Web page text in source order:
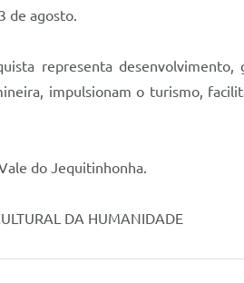
de agosto.
representa
impulsionam o turismo,
do Jequitinhonha.
DA HUMANIDADE